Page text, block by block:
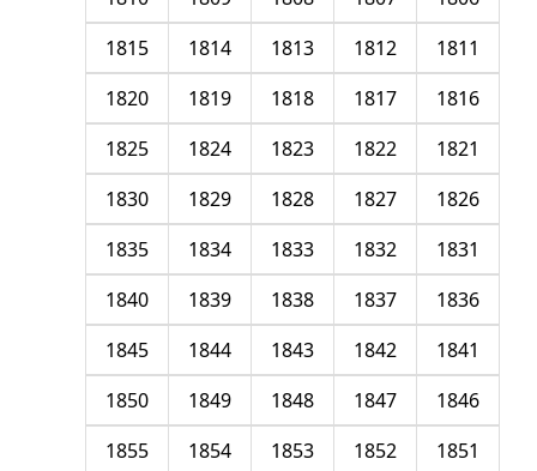
1811
1812
1813
1814
1815
1816
1817
1818
1819
1820
1821
1822
1823
1824
1825
1826
1827
1828
1829
1830
1831
1832
1833
1834
1835
1836
1837
1838
1839
1840
1841
1842
1843
1844
1845
1846
1847
1848
1849
1850
1851
1852
1853
1854
1855